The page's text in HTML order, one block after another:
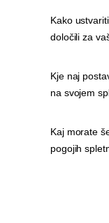
Kako
določili za
Kje naj
na svojem
Kaj morate
pogojih